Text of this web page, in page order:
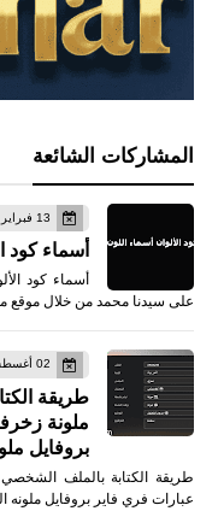
المشاركات الشائعة
13 فبراير 2020
أسماء كود
أسماء كود
على سيدنا محمد من خلال موقع
02 أغسطس 2021
طريقة
ملونة
بروفايل
طريقة الكتابة بالملف
عبارات فري فاير بروفايل ملونه